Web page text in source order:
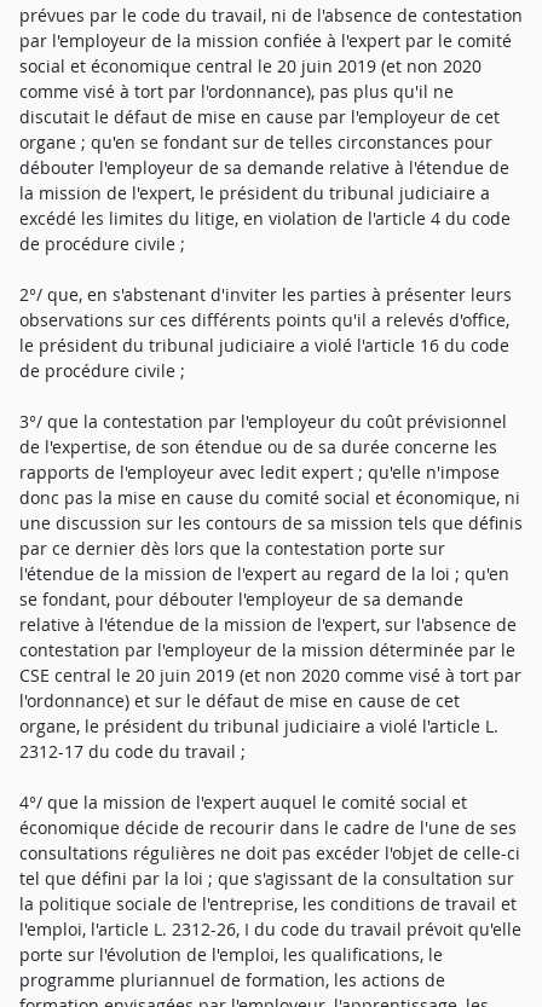
prévues par le code du travail, ni de l'absence de contestation
par l'employeur de la mission confiée à l'expert par le comité
social et économique central le 20 juin 2019 (et non 2020
comme visé à tort par l'ordonnance), pas plus qu'il ne
discutait le défaut de mise en cause par l'employeur de cet
organe ; qu'en se fondant sur de telles circonstances pour
débouter l'employeur de sa demande relative à l'étendue de
la mission de l'expert, le président du tribunal judiciaire a
excédé les limites du litige, en violation de l'article 4 du code
de procédure civile ;
2°/ que, en s'abstenant d'inviter les parties à présenter leurs
observations sur ces différents points qu'il a relevés d'office,
le président du tribunal judiciaire a violé l'article 16 du code
de procédure civile ;
3°/ que la contestation par l'employeur du coût prévisionnel
de l'expertise, de son étendue ou de sa durée concerne les
rapports de l'employeur avec ledit expert ; qu'elle n'impose
donc pas la mise en cause du comité social et économique, ni
une discussion sur les contours de sa mission tels que définis
par ce dernier dès lors que la contestation porte sur
l'étendue de la mission de l'expert au regard de la loi ; qu'en
se fondant, pour débouter l'employeur de sa demande
relative à l'étendue de la mission de l'expert, sur l'absence de
contestation par l'employeur de la mission déterminée par le
CSE central le 20 juin 2019 (et non 2020 comme visé à tort par
l'ordonnance) et sur le défaut de mise en cause de cet
organe, le président du tribunal judiciaire a violé l'article L.
2312-17 du code du travail ;
4°/ que la mission de l'expert auquel le comité social et
économique décide de recourir dans le cadre de l'une de ses
consultations régulières ne doit pas excéder l'objet de celle-ci
tel que défini par la loi ; que s'agissant de la consultation sur
la politique sociale de l'entreprise, les conditions de travail et
l'emploi, l'article L. 2312-26, I du code du travail prévoit qu'elle
porte sur l'évolution de l'emploi, les qualifications, le
programme pluriannuel de formation, les actions de